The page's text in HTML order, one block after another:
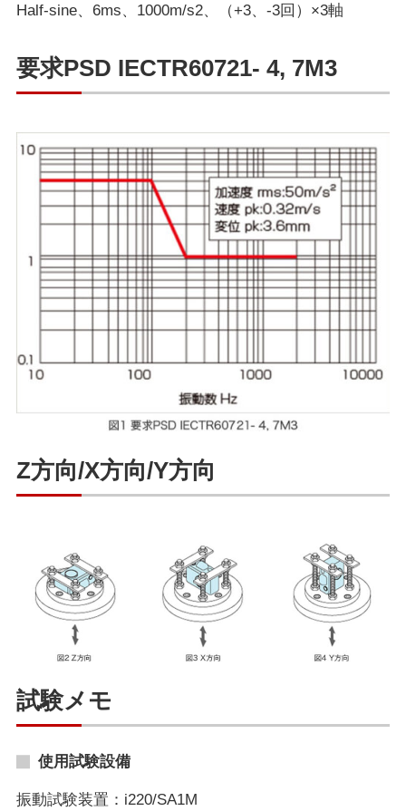
Half-sine、6ms、1000m/s2、（+3、-3回）×3軸
要求PSD IECTR60721- 4, 7M3
Z方向/X方向/Y方向
試験メモ
使用試験設備
振動試験装置：i220/SA1M